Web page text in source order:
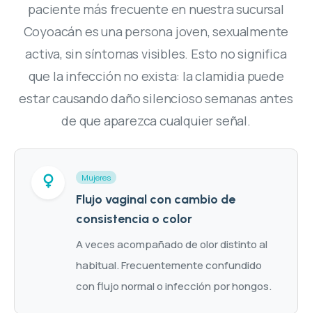
paciente más frecuente en nuestra sucursal
Coyoacán es una persona joven, sexualmente
activa, sin síntomas visibles. Esto no significa
que la infección no exista: la clamidia puede
estar causando daño silencioso semanas antes
de que aparezca cualquier señal.
Mujeres
Flujo vaginal con cambio de
consistencia o color
A veces acompañado de olor distinto al
habitual. Frecuentemente confundido
con flujo normal o infección por hongos.